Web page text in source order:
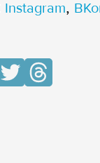
Instagram,